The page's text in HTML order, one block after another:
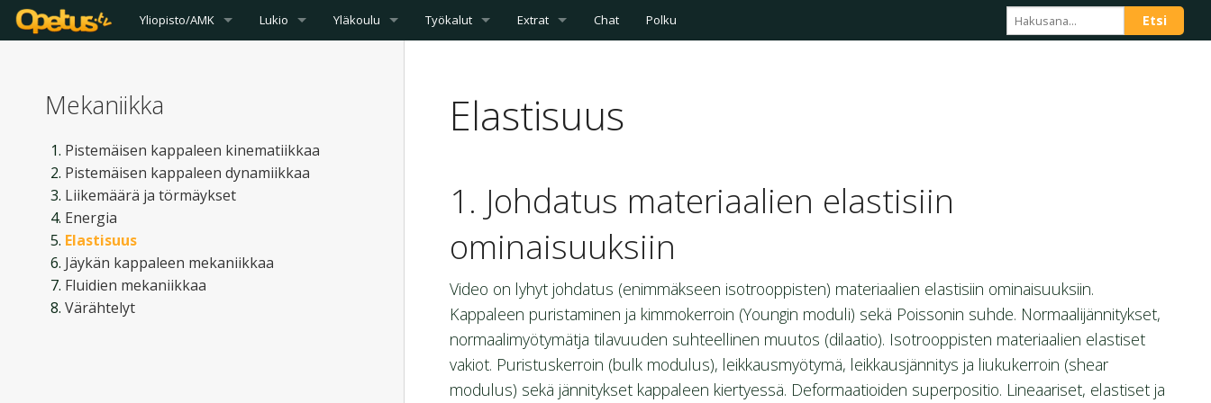
Yliopisto/AMK Lukio Yläkoulu Työkalut Extrat Chat Polku
Elastisuus
Johdatus materiaalien elastisiin
ominaisuuksiin
Video on lyhyt johdatus (enimmäkseen isotrooppisten) materiaalien elastisiin ominaisuuksiin.
Kappaleen puristaminen ja kimmokerroin (Youngin moduli) sekä Poissonin suhde. Normaalijännitykset,
normaalimyötymätja tilavuuden suhteellinen muutos (dilaatio). Isotrooppisten materiaalien elastiset
vakiot. Puristuskerroin (bulk modulus), leikkausmyötymä, leikkausjännitys ja liukukerroin (shear
modulus) sekä jännitykset kappaleen kiertyessä. Deformaatioiden superpositio. Lineaariset, elastiset ja
Mekaniikka
Pistemäisen kappaleen kinematiikkaa
Pistemäisen kappaleen dynamiikkaa
Liikemäärä ja törmäykset
Energia
Elastisuus
Jäykän kappaleen mekaniikkaa
Fluidien mekaniikkaa
Värähtelyt